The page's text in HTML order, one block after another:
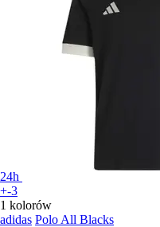
24h
+-3
1 kolorów
adidas Polo All Blacks